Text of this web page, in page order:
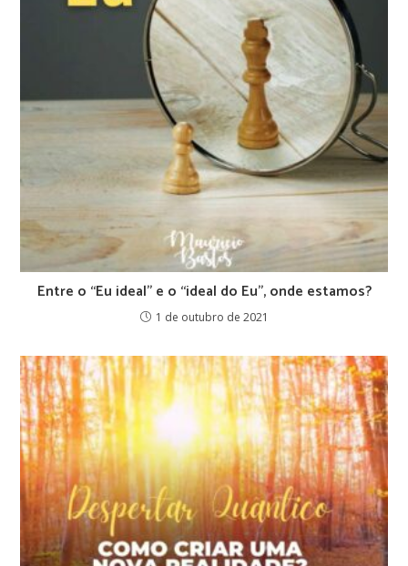
Entre o “Eu ideal” e o “ideal do Eu”, onde estamos?
1 de outubro de 2021